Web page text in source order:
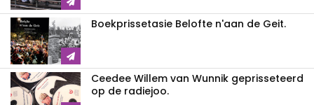
Boekprissetasie Belofte n'aan de Geit.
Ceedee Willem van Wunnik geprisseteerd
op de radiejoo.